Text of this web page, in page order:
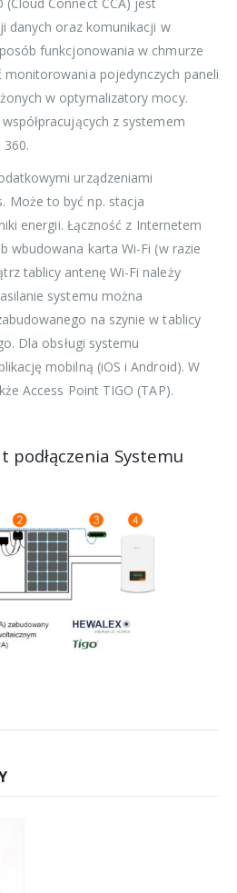
danych oraz komunikacji w
funkcjonowania w chmurze
pojedynczych paneli
w optymalizatory mocy.
z systemem
urządzeniami
Może to być np. stacja
energii. Łączność z Internetem
wbudowana karta Wi-Fi (w razie
tablicy antenę Wi-Fi należy
systemu można
na szynie w tablicy
Dla obsługi systemu
mobilną (iOS i Android). W
Access Point TIGO (TAP).
podłączenia Systemu